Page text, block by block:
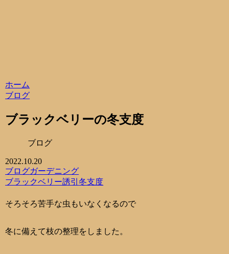
ホーム
ブログ
ブラックベリーの冬支度
ブログ
2022.10.20
ブログガーデニング
ブラックベリー誘引冬支度
そろそろ苦手な虫もいなくなるので
冬に備えて枝の整理をしました。